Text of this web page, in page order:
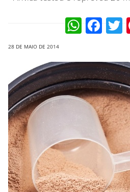
28 DE MAIO DE 2014